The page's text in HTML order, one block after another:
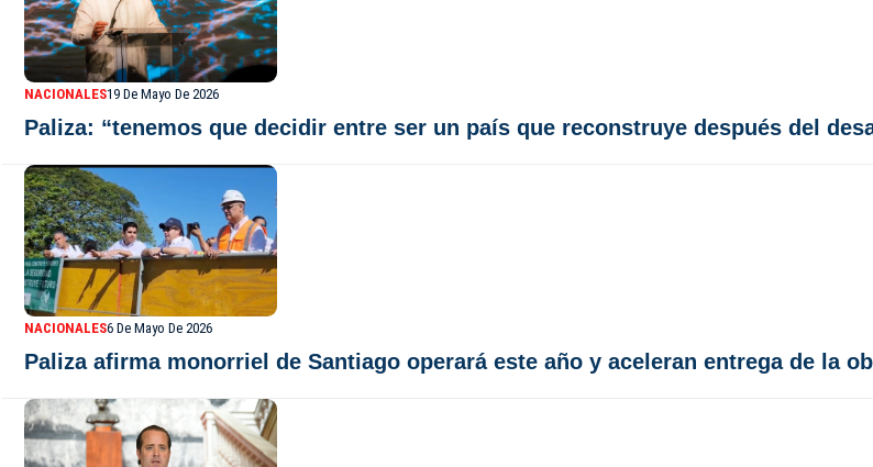
NACIONALES19 De Mayo De 2026
Paliza: “tenemos que decidir entre ser un país que reconstruye después del
NACIONALES6 De Mayo De 2026
Paliza afirma monorriel de Santiago operará este año y aceleran entrega de la